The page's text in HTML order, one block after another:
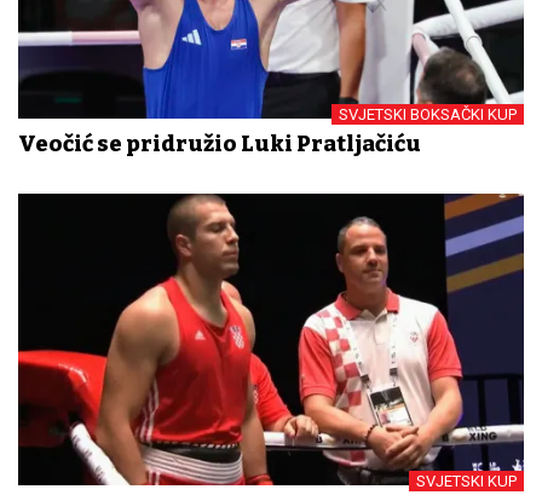
SVJETSKI BOKSAČKI KUP
Veočić se pridružio Luki Pratljačiću
SVJETSKI KUP